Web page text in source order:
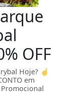
OFF
Hoje? ☝
em